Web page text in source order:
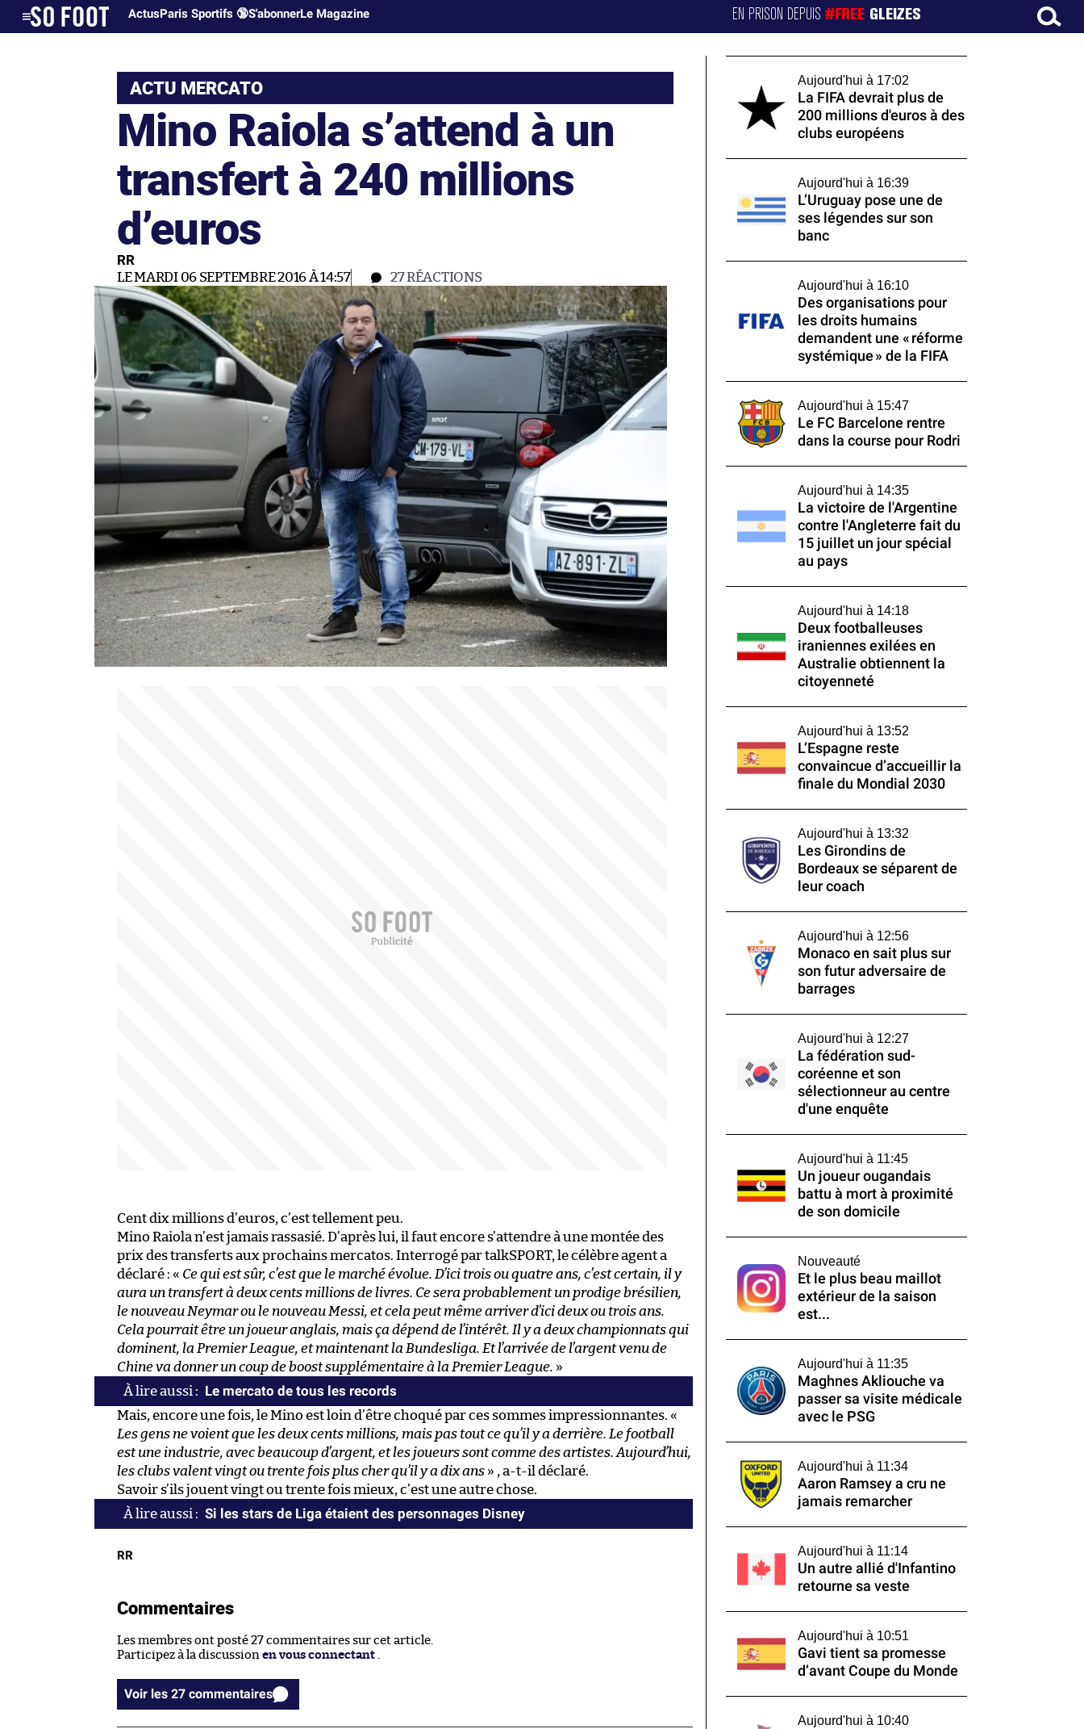
ActusParis Sportifs 🔞S'abonnerLe Magazine EN PRISON DEPUIS#FREE GLEIZES
ACTU MERCATO
Mino Raiola s’attend à un
transfert à 240 millions
d’euros
RR
LE MARDI 06 SEPTEMBRE 2016 À 14:57 27RÉACTIONS
Cent dix millions d’euros, c’est tellement peu.
Mino Raiola n’est jamais rassasié. D’après lui, il faut encore s’attendre à une montée des
prix des transferts aux prochains mercatos. Interrogé par talkSPORT, le célèbre agent a
déclaré : « Ce qui est sûr, c’est que le marché évolue. D’ici trois ou quatre ans, c’est certain, il y
aura un transfert à deux cents millions de livres. Ce sera probablement un prodige brésilien,
le nouveau Neymar ou le nouveau Messi, et cela peut même arriver d’ici deux ou trois ans.
Cela pourrait être un joueur anglais, mais ça dépend de l’intérêt. Il y a deux championnats qui
dominent, la Premier League, et maintenant la Bundesliga. Et l’arrivée de l’argent venu de
Chine va donner un coup de boost supplémentaire à la Premier League. »
Le mercato de tous les records
Mais, encore une fois, le Mino est loin d’être choqué par ces sommes impressionnantes. «
Les gens ne voient que les deux cents millions, mais pas tout ce qu’il y a derrière. Le football
est une industrie, avec beaucoup d’argent, et les joueurs sont comme des artistes. Aujourd’hui,
les clubs valent vingt ou trente fois plus cher qu’il y a dix ans » , a-t-il déclaré.
Savoir s’ils jouent vingt ou trente fois mieux, c’est une autre chose.
Si les stars de Liga étaient des personnages Disney
RR
Commentaires
Les membres ont posté 27 commentaires sur cet article.
Participez à la discussion en vous connectant .
Voir les 27 commentaires
Aujourd'hui à 17:02
La FIFA devrait plus de
200 millions d'euros à des
clubs européens
Aujourd'hui à 16:39
L’Uruguay pose une de
ses légendes sur son
banc
Aujourd'hui à 16:10
Des organisations pour
les droits humains
demandent une « réforme
systémique » de la FIFA
Aujourd'hui à 15:47
Le FC Barcelone rentre
dans la course pour Rodri
Aujourd'hui à 14:35
La victoire de l'Argentine
contre l'Angleterre fait du
15 juillet un jour spécial
au pays
Aujourd'hui à 14:18
Deux footballeuses
iraniennes exilées en
Australie obtiennent la
citoyenneté
Aujourd'hui à 13:52
L’Espagne reste
convaincue d’accueillir la
finale du Mondial 2030
Aujourd'hui à 13:32
Les Girondins de
Bordeaux se séparent de
leur coach
Aujourd'hui à 12:56
Monaco en sait plus sur
son futur adversaire de
barrages
Aujourd'hui à 12:27
La fédération sud-
coréenne et son
sélectionneur au centre
d'une enquête
Aujourd'hui à 11:45
Un joueur ougandais
battu à mort à proximité
de son domicile
Nouveauté
Et le plus beau maillot
extérieur de la saison
est...
Aujourd'hui à 11:35
Maghnes Akliouche va
passer sa visite médicale
avec le PSG
Aujourd'hui à 11:34
Aaron Ramsey a cru ne
jamais remarcher
Aujourd'hui à 11:14
Un autre allié d'Infantino
retourne sa veste
Aujourd'hui à 10:51
Gavi tient sa promesse
d’avant Coupe du Monde
Aujourd'hui à 10:40